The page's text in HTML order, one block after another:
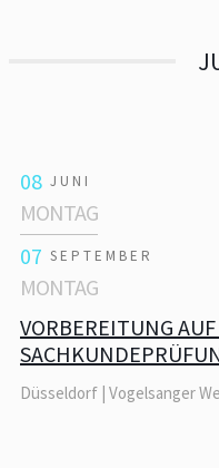
08 JUNI
MONTAG
07 SEPTEMBER
MONTAG
VORBEREITUNG
Düsseldorf | Vogelsanger